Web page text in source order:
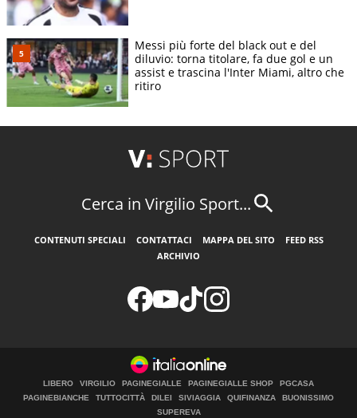
Messi più forte del black out e del
diluvio: torna titolare, fa due gol e un
assist e trascina l'Inter Miami, altro che
ritiro
Cerca in Virgilio Sport...
CONTENUTI SPECIALI CONTATTACI MAPPA DEL SITO
FEED RSS
ARCHIVIO
LIBERO VIRGILIO PAGINEGIALLE PAGINEGIALLE SHOP
PGCASA
PAGINEBIANCHE
TUTTOCITTÀ DILEI SIVIAGGIA QUIFINANZA
BUONISSIMO
SUPEREVA